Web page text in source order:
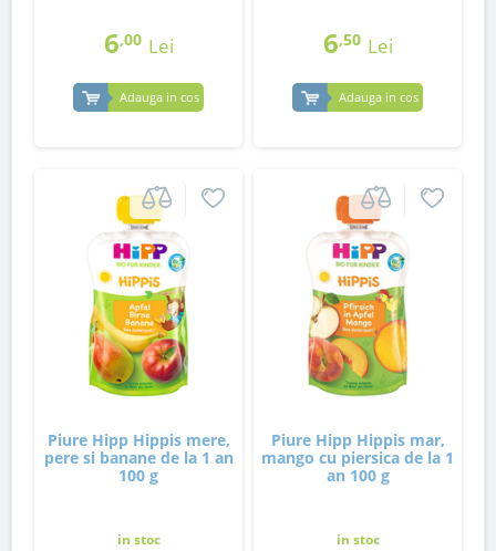
6,00 Lei
Adauga in cos
6,50 Lei
Adauga in cos
Piure Hipp Hippis mere,
pere si banane de la 1 an
100 g
in stoc
Piure Hipp Hippis mar,
mango cu piersica de la 1
an 100 g
in stoc